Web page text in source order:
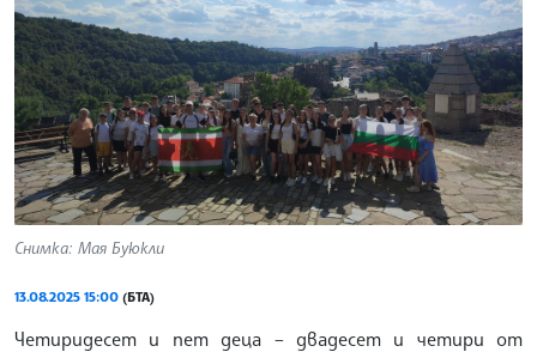
Снимка: Мая Буюкли
13.08.2025 15:00 (БТА)
Четиридесет и пет деца – двадесет и четири от